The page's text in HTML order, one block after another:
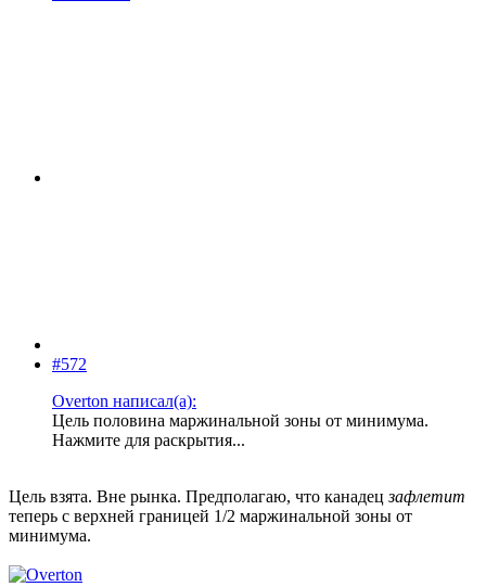
#572
Overton написал(а):
Цель половина маржинальной зоны от минимума.
Нажмите для раскрытия...
Цель взята. Вне рынка. Предполагаю, что канадецзафлетит
теперь с верхней границей 1/2 маржинальной зоны от
минимума.